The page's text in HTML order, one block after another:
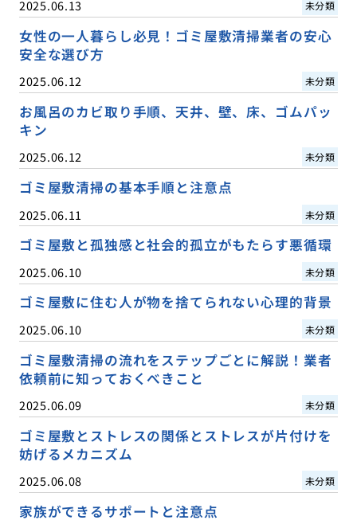
2025.06.13 未分類
女性の一人暮らし必見！ゴミ屋敷清掃業者の安心
安全な選び方
2025.06.12 未分類
お風呂のカビ取り手順、天井、壁、床、ゴムパッ
キン
2025.06.12 未分類
ゴミ屋敷清掃の基本手順と注意点
2025.06.11 未分類
ゴミ屋敷と孤独感と社会的孤立がもたらす悪循環
2025.06.10 未分類
ゴミ屋敷に住む人が物を捨てられない心理的背景
2025.06.10 未分類
ゴミ屋敷清掃の流れをステップごとに解説！業者
依頼前に知っておくべきこと
2025.06.09 未分類
ゴミ屋敷とストレスの関係とストレスが片付けを
妨げるメカニズム
2025.06.08 未分類
家族ができるサポートと注意点